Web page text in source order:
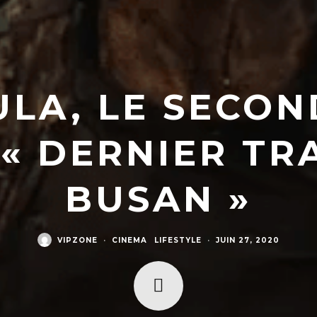
LE
DERNIER
BUSAN »
VIPZONE · CINEMA LIFESTYLE · JUIN 27, 2020